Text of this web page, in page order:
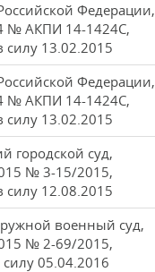
Федерации,
№ АКПИ 14-1424С,
силу 13.02.2015
Федерации,
№ АКПИ 14-1424С,
силу 13.02.2015
городской суд,
№ 3-15/2015,
силу 12.08.2015
военный суд,
№ 2-69/2015,
силу 05.04.2016